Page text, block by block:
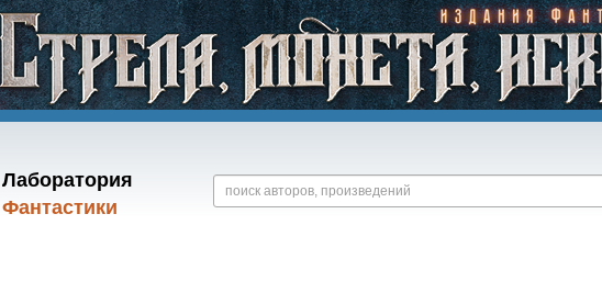
Лаборатория
Фантастики